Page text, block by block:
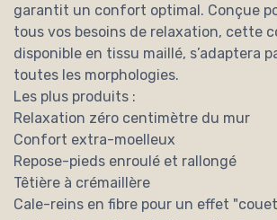
garantit un confort optimal. Conçue
tous vos besoins de relaxation, cette
disponible en tissu maillé, s’adaptera
toutes les morphologies.
Les plus produits :
Relaxation zéro centimètre du mur
Confort extra-moelleux
Repose-pieds enroulé et rallongé
Têtière à crémaillère
Cale-reins en fibre pour un effet